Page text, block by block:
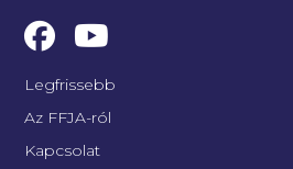
Legfrissebb
Az FFJA-ról
Kapcsolat